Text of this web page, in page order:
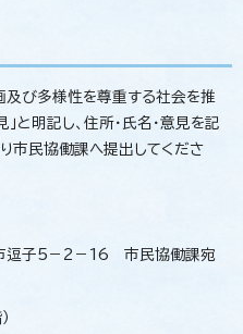
及び多様性を尊重する社会を推
と明記し、住所・氏名・意見を記
市民協働課へ提出してくださ
子5－2－16 市民協働課宛